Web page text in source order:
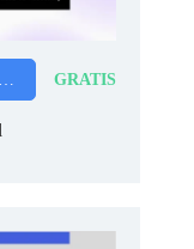
Plantillas de Procedimientos Operativos Estándar GRATIS